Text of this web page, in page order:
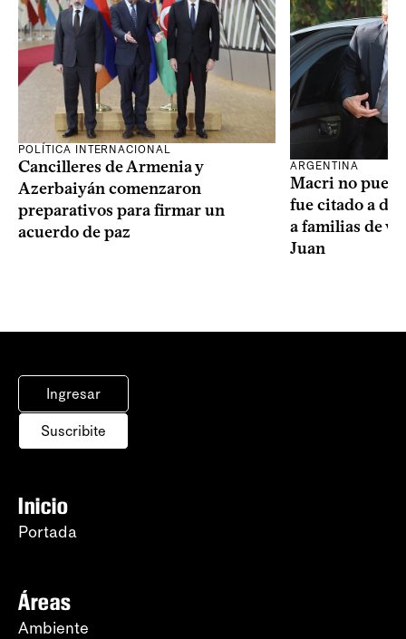
POLÍTICA INTERNACIONAL
Cancilleres de Armenia y
Azerbaiyán comenzaron
preparativos para firmar un
acuerdo de paz
ARGENTINA
Macri no
fue citado a
a familias de
Juan
Ingresar
Suscribite
Inicio
Portada
Áreas
Ambiente